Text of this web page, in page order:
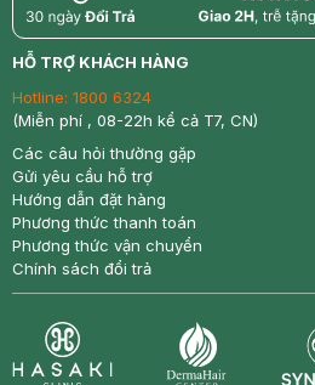
return nowfree
HỖ TRỢ KHÁCH HÀNG
Hotline: 1800 6324
(Miễn phí , 08-22h kể cả T7, CN)
Các câu hỏi thường gặp
Gửi yêu cầu hỗ trợ
Hướng dẫn đặt hàng
Phương thức thanh toán
Phương thức vận chuyển
Chính sách đổi trả